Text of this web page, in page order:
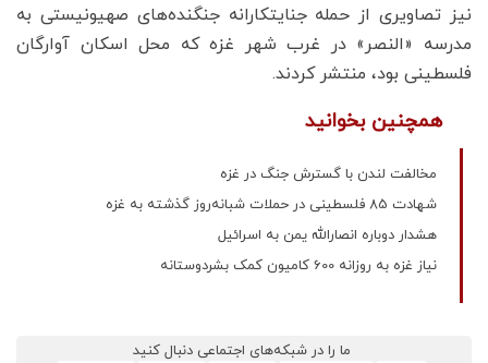
نیز تصاویری از حمله جنایتکارانه جنگنده‌های صهیونیستی به
مدرسه «النصر» در غرب شهر غزه که محل اسکان آوارگان
فلسطینی بود، منتشر کردند.
همچنین بخوانید
مخالفت لندن با گسترش جنگ در غزه
شهادت 85 فلسطینی در حملات شبانه‌روز گذشته به غزه
هشدار دوباره انصارالله یمن به اسرائیل
نیاز غزه به روزانه 600 کامیون کمک بشردوستانه
ما را در شبکه‌های اجتماعی دنبال کنید